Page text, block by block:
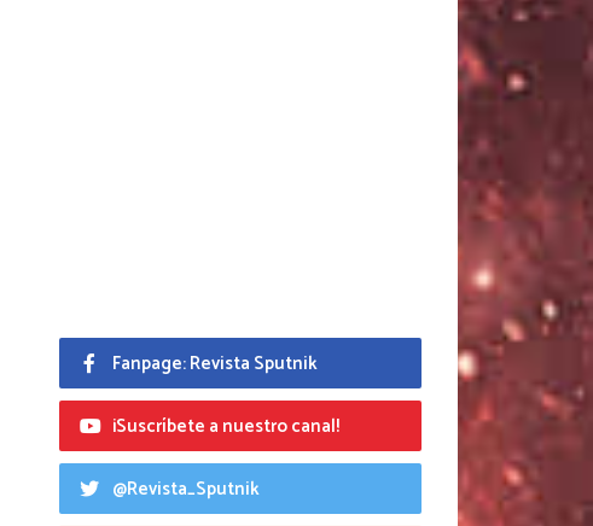
Fanpage: Revista Sputnik
¡Suscríbete a nuestro canal!
@Revista_Sputnik